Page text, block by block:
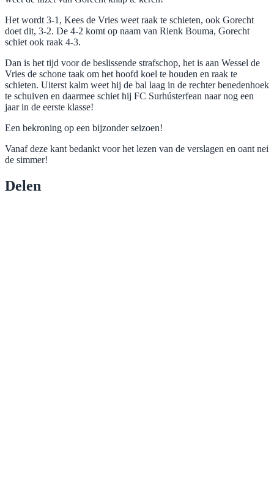
Het wordt 3-1, Kees de Vries weet raak te schieten, ook Gorecht
doet dit, 3-2. De 4-2 komt op naam van Rienk Bouma, Gorecht
schiet ook raak 4-3.
Dan is het tijd voor de beslissende strafschop, het is aan Wessel de
Vries de schone taak om het hoofd koel te houden en raak te
schieten. Uiterst kalm weet hij de bal laag in de rechter benedenhoek
te schuiven en daarmee schiet hij FC Surhústerfean naar nog een
jaar in de eerste klasse!
Een bekroning op een bijzonder seizoen!
Vanaf deze kant bedankt voor het lezen van de verslagen en oant nei
de simmer!
Delen